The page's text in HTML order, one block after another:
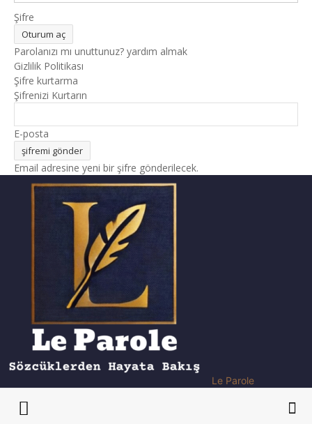
Şifre
Parolanızı mı unuttunuz? yardım almak
Gizlilik Politikası
Şifre kurtarma
Şifrenizi Kurtarın
E-posta
Email adresine yeni bir şifre gönderilecek.
Le Parole